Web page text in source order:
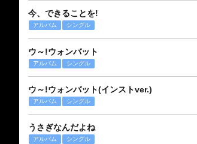
今、できることを!
アルバム シングル
ウ～!ウォンバット
アルバム シングル
ウ～!ウォンバット(インストver.)
アルバム シングル
うさぎなんだよね
アルバム シングル